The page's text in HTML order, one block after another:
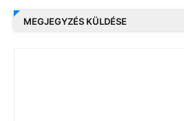
MEGJEGYZÉS KÜLDÉSE